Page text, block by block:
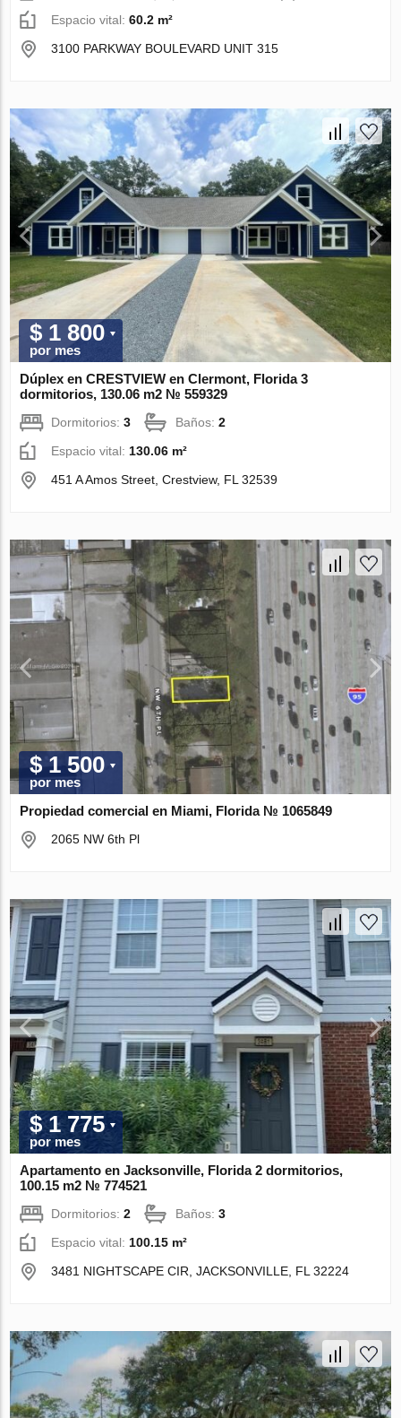
Espacio vital:60.2 m²
3100 PARKWAY BOULEVARD UNIT 315
$ 1 800
por mes
Dúplex en CRESTVIEW en Clermont, Florida 3
dormitorios, 130.06 m2 № 559329
Dormitorios:3 Baños:2
Espacio vital:130.06 m²
451 A Amos Street, Crestview, FL 32539
$ 1 500
por mes
Propiedad comercial en Miami, Florida № 1065849
2065 NW 6th Pl
$ 1 775
por mes
Apartamento en Jacksonville, Florida 2 dormitorios,
100.15 m2 № 774521
Dormitorios:2 Baños:3
Espacio vital: 100.15 m²
3481 NIGHTSCAPE CIR, JACKSONVILLE, FL 32224